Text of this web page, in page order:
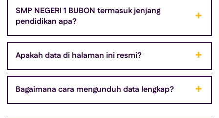
SMP NEGERI 1 BUBON termasuk jenjang
pendidikan apa?
Apakah data di halaman ini resmi?
Bagaimana cara mengunduh data lengkap?